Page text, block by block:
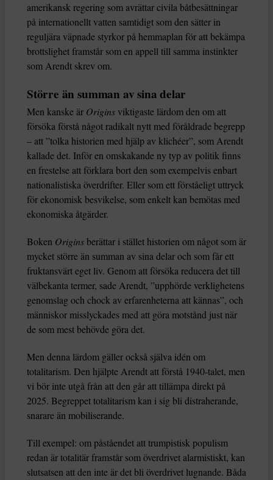
amerikansk regering som avrättar civila båtbesättningar
på internationellt vatten samtidigt som den sätter in
reguljära väpnade styrkor på hemmaplan för att bekämpa
brottslighet framstår som en appell till samma instinkter
som Arendt skrev om.
Större än summan av sina delar
Men kanske är Origins viktigaste lärdom den om att
försöka förstå något radikalt nytt med föråldrade begrepp
– att ”tolka historien med hjälp av klichéer”, som Arendt
kallade det. Inför en omskakande ny typ av politik finns
en frestelse att förklara bort den som exempelvis enbart
nationalistiska överdrifter. Eller som ett förståeligt uttryck
för ekonomisk besvikelse, som enkelt kan bemötas med
ekonomiska åtgärder.
Boken Originsberättar i stället historien om något som är
mycket större än summan av sina delar och som får ett
fruktansvärt eget liv. Genom att försöka reducera det till
välbekanta termer, sade Arendt, ”upphörde verklighetens
genomslag och chock av erfarenheterna att kännas”, och
människor misslyckades med att göra motstånd just när
de som mest behövde göra det.
Men denna lärdom gäller också själva idén om
totalitarism. Den hjälpte Arendt att förstå 1940-talet, men
vi bör inte utgå från att den går att tillämpa direkt på
2025. Begreppet totalitarism kan i sig bli distraherande,
snarare än mobiliserande.
Till exempel: om påståendet att trumpistisk populism
redan är totalitär framstår som överdrivet alarmistiskt, kan
slutsatsen att den inte är det bli överdrivet lugnande. Båda